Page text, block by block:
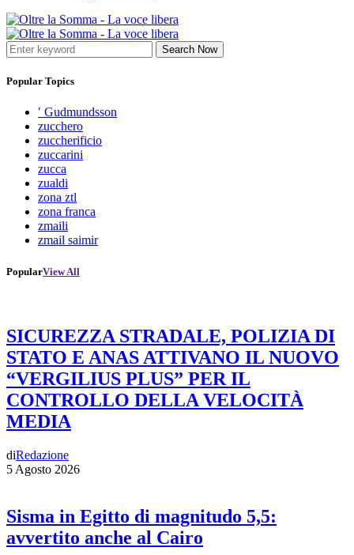
Search Now
Popular Topics
′ Gudmundsson
zucchero
zuccherificio
zuccarini
zucca
zualdi
zona ztl
zona franca
zmaili
zmail saimir
PopularView All
SICUREZZA STRADALE, POLIZIA DI
STATO E ANAS ATTIVANO IL NUOVO
“VERGILIUS PLUS” PER IL
CONTROLLO DELLA VELOCITÀ
MEDIA
diRedazione
5 Agosto 2026
Sisma in Egitto di magnitudo 5,5:
avvertito anche al Cairo